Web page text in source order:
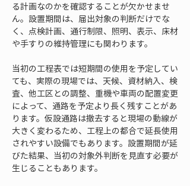
る計画なのかを確認することが欠かせませ
ん。設置期間は、届出対象の判断だけでな
く、点検計画、通行制限、照明、表示、床材
や手すりの維持管理にも関わります。
当初の工程表では短期間の使用を予定してい
ても、実際の現場では、天候、資材納入、検
査、他工区との調整、重機や車両の配置変更
によって、通路を予定より長く残すことがあ
ります。仮設通路は撤去すると現場の動線が
大きく変わるため、工程上の都合で延長使用
されやすい設備でもあります。設置期間が延
びた結果、当初の対象外判断を見直す必要が
生じることもあります。